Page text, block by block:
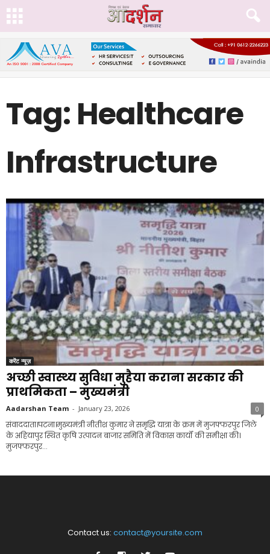
Tag: Healthcare
Infrastructure
करेंट न्यूज़
अच्छी स्वास्थ्य सुविधा मुहैया कराना सरकार की
प्राथमिकता – मुख्यमंत्री
Aadarshan Team - January 23, 2026 0
संवाददाता।पटना।मुख्यमंत्री नीतीश कुमार ने समृद्धि यात्रा के क्रम में मुजफ्फरपुर जिले
के अहियापुर स्थित कृषि उत्पादन बाजार समिति में विकास कार्यों की समीक्षा की।
मुजफ्फरपुर...
Contact us: contact@yoursite.com